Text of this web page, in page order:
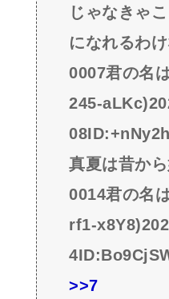
じゃなきゃ
になれるわ
0007君の名
245-
真夏は昔か
0014君の名
rf1-
>>7